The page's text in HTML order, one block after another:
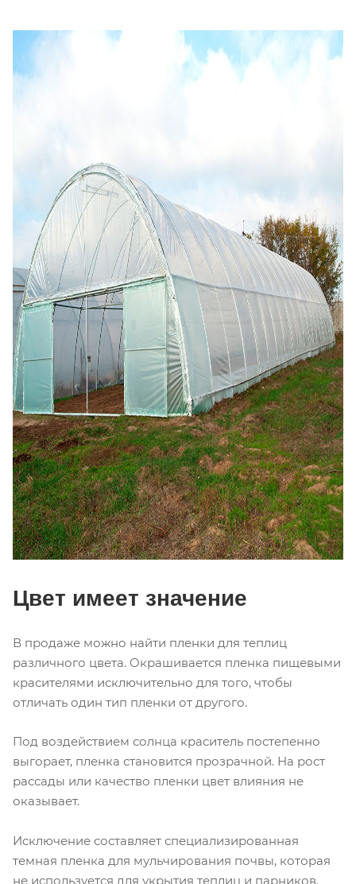
Цвет имеет значение
В продаже можно найти пленки для теплиц
различного цвета. Окрашивается пленка пищевыми
красителями исключительно для того, чтобы
отличать один тип пленки от другого.
Под воздействием солнца краситель постепенно
выгорает, пленка становится прозрачной. На рост
рассады или качество пленки цвет влияния не
оказывает.
Исключение составляет специализированная
темная пленка для мульчирования почвы, которая
не используется для укрытия теплиц и парников.